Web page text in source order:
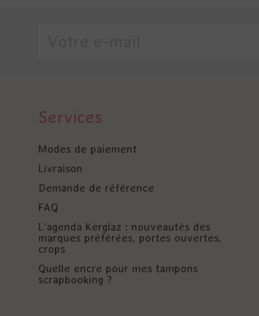
Services
Modes de paiement
Livraison
Demande de référence
FAQ
L'agenda Kerglaz : nouveautés des
marques préférées, portes ouvertes,
crops
Quelle encre pour mes tampons
scrapbooking ?